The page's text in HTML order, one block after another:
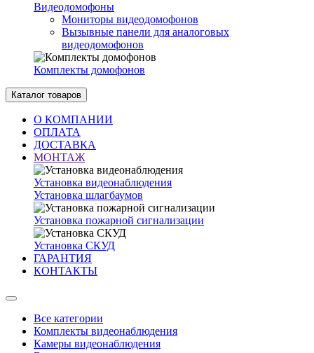
Видеодомофоны
Мониторы видеодомофонов
Вызывные панели для аналоговых
видеодомофонов
Комплекты домофонов
Каталог товаров
О КОМПАНИИ
ОПЛАТА
ДОСТАВКА
МОНТАЖ
Установка видеонаблюдения
Установка шлагбаумов
Установка пожарной сигнализации
Установка СКУД
ГАРАНТИЯ
КОНТАКТЫ
Все категории
Комплекты видеонаблюдения
Камеры видеонаблюдения